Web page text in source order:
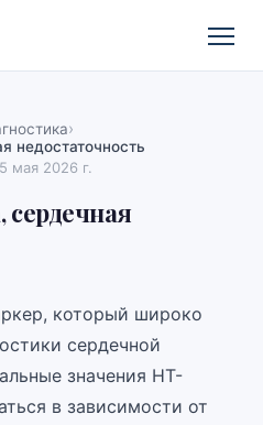
›
недостаточность
5 мая 2026 г.
который широко
сердечной
значения НТ-
в зависимости от